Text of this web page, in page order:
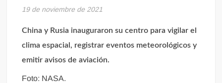
19 de noviembre de 2021
China y Rusia inauguraron su centro para vigilar el
clima espacial, registrar eventos meteorológicos y
emitir avisos de aviación.
Foto: NASA.